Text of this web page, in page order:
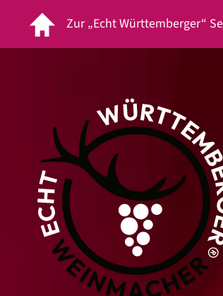
Zur „Echt Württemberger“